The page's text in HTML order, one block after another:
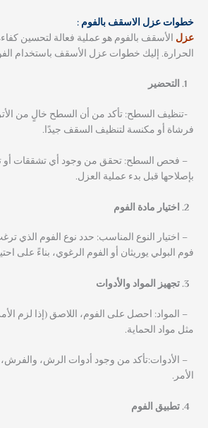
خطوات عزل الاسقف بالفوم :
عزل الأسقف بالفوم هو عملية فعالة لتحسين
الحرارة. إليك خطوات عزل الأسقف باستخدام
التحضير
-تنظيف السطح: تأكد من أن السطح خالٍ من
فرشاة أو مكنسة لتنظيف السقف جيدًا.
– فحص السطح: تحقق من وجود أي تشققات
بإصلاحها قبل بدء عملية العزل.
اختيار مادة الفوم
– اختيار النوع المناسب: حدد نوع الفوم الذي
فوم البولي يوريثان أو الفوم الرغوي، بناءً على
تجهيز المواد والأدوات
– المواد: احصل على الفوم، اللاصق (إذا لزم
مثل مواد الحماية.
– الأدوات:تأكد من وجود أدوات الرش،
الأمر.
تطبيق الفوم